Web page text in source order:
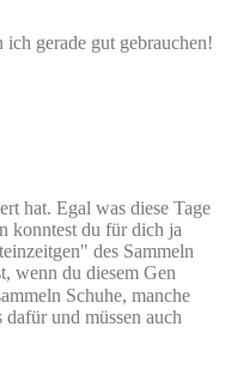
gerade gut gebrauchen!
hat. Egal was diese Tage
konntest du für dich ja
des Sammeln
wenn du diesem Gen
Schuhe, manche
und müssen auch